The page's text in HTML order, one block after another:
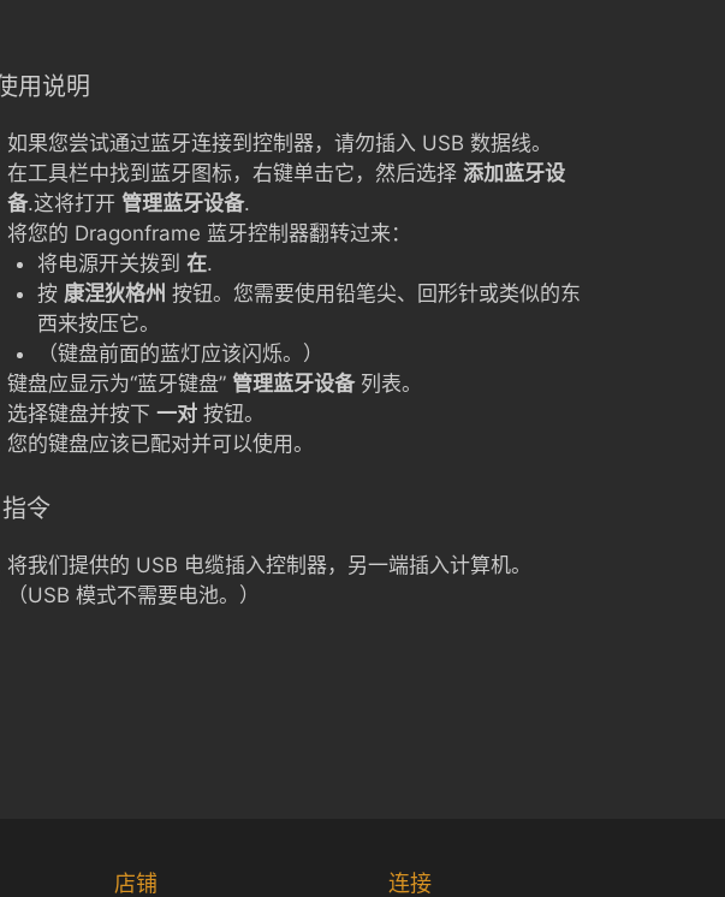
用说明
如果您尝试通过蓝牙连接到控制器，请勿插入 USB 数据线。
在工具栏中找到蓝牙图标，右键单击它，然后选择 添加蓝牙设
备.这将打开 管理蓝牙设备.
将您的 Dragonframe 蓝牙控制器翻转过来：
将电源开关拨到 在.
按 康涅狄格州 按钮。您需要使用铅笔尖、回形针或类似的东
西来按压它。
（键盘前面的蓝灯应该闪烁。）
键盘应显示为“蓝牙键盘” 管理蓝牙设备列表。
选择键盘并按下 一对按钮。
您的键盘应该已配对并可以使用。
令
将我们提供的 USB 电缆插入控制器，另一端插入计算机。
（USB 模式不需要电池。）
店铺 连接